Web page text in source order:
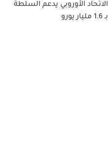
الاتحاد الأوروبي يدعم السلطة
بـ 1.6 مليار يورو